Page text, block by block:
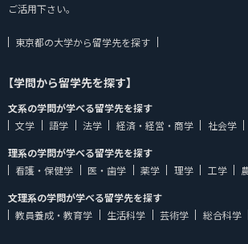
ご活用下さい。
東京都の大学から留学先を探す
【学問から留学先を探す】
文系の学問が学べる留学先を探す
文学
語学 法学 経済・経営・商学 社会学
理系の学問が学べる留学先を探す
看護・保健学
医・歯学 薬学 理学 工学
文理系の学問が学べる留学先を探す
教員養成・教育学
生活科学 芸術学 総合科学